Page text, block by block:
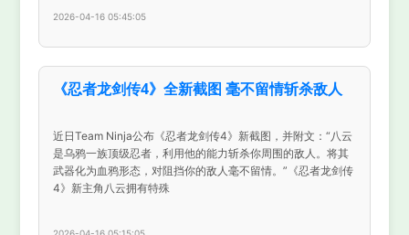
2026-04-16 05:45:05
《忍者龙剑传4》全新截图 毫不留情斩杀敌人
近日Team Ninja公布《忍者龙剑传4》新截图，并附文：“八云
是乌鸦一族顶级忍者，利用他的能力斩杀你周围的敌人。将其
武器化为血鸦形态，对阻挡你的敌人毫不留情。”《忍者龙剑传
4》新主角八云拥有特殊